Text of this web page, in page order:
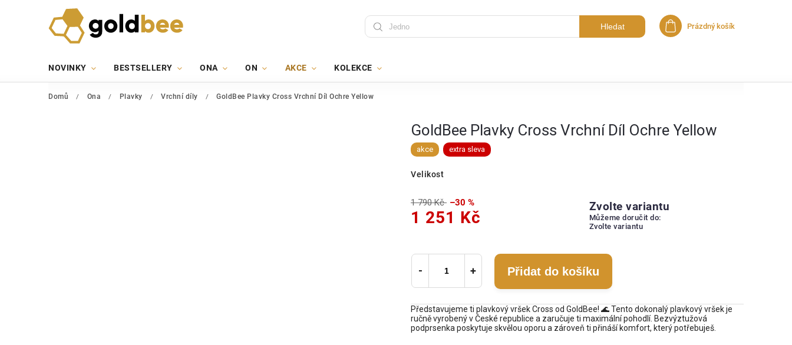
Hledat Nákupní košík
Prázdný košík
NOVINKY BESTSELLERY ONA ON AKCE KOLEKCE
Domů / Ona / Plavky / Vrchní díly / GoldBee Plavky Cross Vrchní Díl Ochre Yellow
GoldBee Plavky Cross Vrchní Díl Ochre Yellow
akce extra sleva
Velikost
1 790 Kč –30 %
1 251 Kč
Zvolte variantu
Můžeme doručit do:
Zvolte variantu
Přidat do košíku
Představujeme ti plavkový vršek Cross od GoldBee! 🌊 Tento dokonalý plavkový vršek je
ručně vyrobený v České republice a zaručuje ti maximální pohodlí. Bezvýztužová
podprsenka poskytuje skvělou oporu a zároveň ti přináší komfort, který potřebuješ.